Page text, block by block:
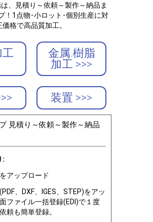
、見積り～依頼～製作～納品ま
！1点物･小ロット･個別生産に対
格で高品質加工。
金属.樹脂
加工 >>>
装置 >>>
見積り～依頼～製作～納品
:
アップロード
、DXF、IGES、STEP)をアッ
ファイル一括登録(EDI)で１度
頼も簡単登録。